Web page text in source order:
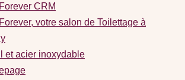
CRM
votre salon de Toilettage à
et acier inoxydable